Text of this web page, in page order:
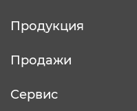
Продукция
Продажи
Сервис